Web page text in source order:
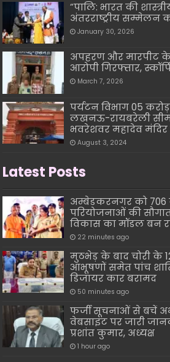
“पालि: भारत की
अंतरराष्ट्रीय सम्मेलन
January 30, 2026
अपहरण और मारपीट
आरोपी गिरफ्तार,
March 7, 2026
पर्यटन विभाग 05
लखनऊ-रायबरेली सीमा
भवरेशवर महादेव मंदिर
August 3, 2024
Latest Posts
अम्बेडकरनगर को 706
परियोजनाओं की
विकास का मॉडल बन
22 minutes ago
मुठभेड़ के बाद चोरी के
आभूषणों समेत पांच
डिजायर कार बरामद
50 minutes ago
फर्जी सूचनाओं से बचें
वेबसाइट पर जारी
प्रशांत कुमार, अध्यक्ष
1 hour ago